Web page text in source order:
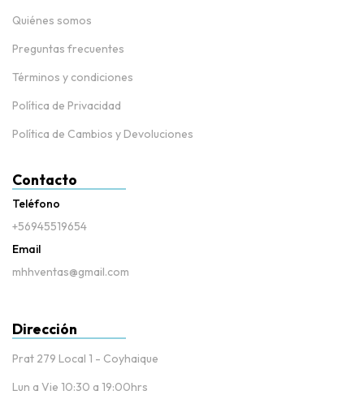
Quiénes somos
Preguntas frecuentes
Términos y condiciones
Política de Privacidad
Política de Cambios y Devoluciones
Contacto
Teléfono
+56945519654
Email
mhhventas@gmail.com
Dirección
Prat 279 Local 1 - Coyhaique
Lun a Vie 10:30 a 19:00hrs